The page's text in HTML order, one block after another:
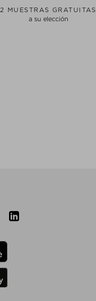
2 MUESTRAS GRATUITAS
a su elección